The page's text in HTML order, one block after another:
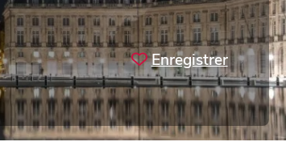
Enregistrer